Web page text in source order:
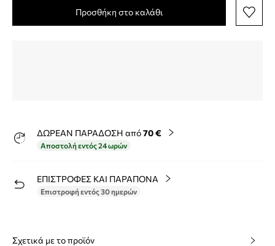
Προσθήκη στο καλάθι
ΔΩΡΕΑΝ ΠΑΡΑΔΟΣΗ από70 €
Αποστολή εντός 24 ωρών
ΕΠΙΣΤΡΟΦΕΣ ΚΑΙ ΠΑΡΑΠΟΝΑ
Επιστροφή εντός 30 ημερών
Σχετικά με το προϊόν